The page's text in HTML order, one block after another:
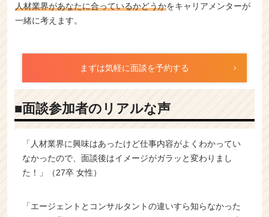
人材業界があなたに合っているかどうかをキャリアメンターが
一緒に考えます。
まずは気軽に面談を予約する
■面談参加者のリアルな声
「人材業界に興味はあったけど仕事内容がよくわかってい
なかったので、面談後はイメージがガラッと変わりまし
た！」（27卒 女性）
「エージェントとコンサルタントの違いすら知らなかった